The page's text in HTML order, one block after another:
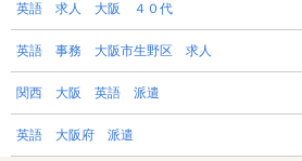
英語 求人 大阪 ４０代
英語 事務 大阪市生野区 求人
関西 大阪 英語 派遣
英語 大阪府 派遣